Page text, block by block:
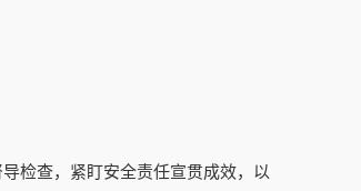
检查，紧盯安全责任宣贯成效，以